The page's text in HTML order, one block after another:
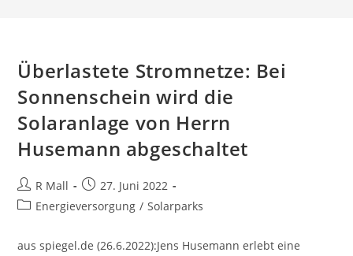
Überlastete Stromnetze: Bei
Sonnenschein wird die
Solaranlage von Herrn
Husemann abgeschaltet
Beitrags-
Autor:
R Mall
Beitrag
veröffentlicht:
27. Juni 2022
Beitrags-
Energieversorgung / Solarparks
aus spiegel.de (26.6.2022):Jens Husemann erlebt eine